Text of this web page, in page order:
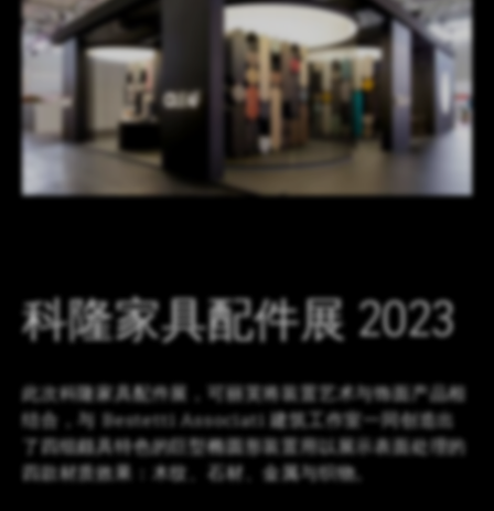
案例
下载专区
代理商
科隆家具配件展 2023
此次科隆家具配件展，可丽芙将装置艺术与饰面产品相
结合，与 Bestetti Associati 建筑工作室一同创造出
了四组颇具特色的巨型椭圆形装置用以展示表面处理的
四款材质效果：木纹、石材、金属与织物。